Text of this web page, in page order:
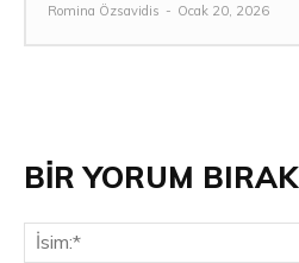
Romina Özsavidis - Ocak 20, 2026
BİR YORUM BIRAK